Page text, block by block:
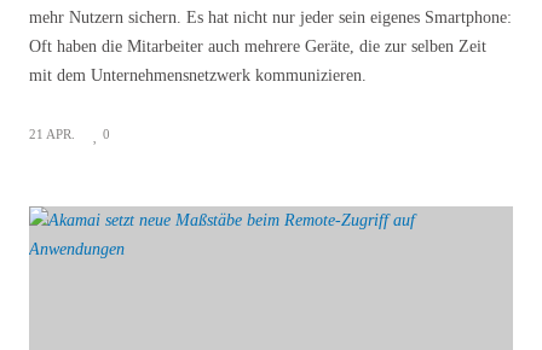
mehr Nutzern sichern. Es hat nicht nur jeder sein eigenes Smartphone:
Oft haben die Mitarbeiter auch mehrere Geräte, die zur selben Zeit
mit dem Unternehmensnetzwerk kommunizieren.
21 APR. 0